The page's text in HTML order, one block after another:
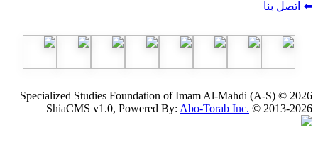
Specialized Studies Foundation of Imam Al-
ShiaCMS v1.0, Powered By:Abo-Torab Inc.